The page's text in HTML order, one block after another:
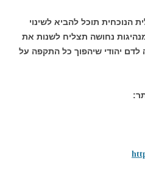
הנוכחית תוכל להביא לשינוי
נחושה תצליח לשנות את
לדם יהודי שיהפוך כל התקפה על